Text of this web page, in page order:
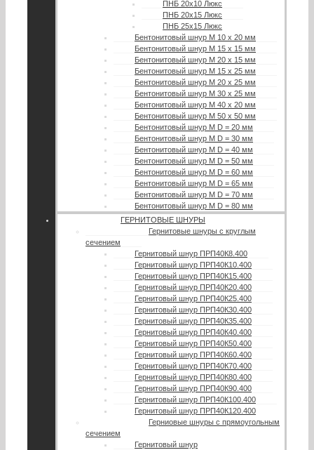
ПНБ 20х10 Люкс
ПНБ 20х15 Люкс
ПНБ 25х15 Люкс
Бентонитовый шнур М 10 х 20 мм
Бентонитовый шнур М 15 х 15 мм
Бентонитовый шнур М 20 х 15 мм
Бентонитовый шнур М 15 х 25 мм
Бентонитовый шнур М 20 х 25 мм
Бентонитовый шнур М 30 х 25 мм
Бентонитовый шнур М 40 х 20 мм
Бентонитовый шнур М 50 х 50 мм
Бентонитовый шнур М D = 20 мм
Бентонитовый шнур М D = 30 мм
Бентонитовый шнур М D = 40 мм
Бентонитовый шнур М D = 50 мм
Бентонитовый шнур М D = 60 мм
Бентонитовый шнур М D = 65 мм
Бентонитовый шнур М D = 70 мм
Бентонитовый шнур М D = 80 мм
ГЕРНИТОВЫЕ ШНУРЫ
Гернитовые шнуры с круглым
сечением
Гернитовый шнур ПРП40К8.400
Гернитовый шнур ПРП40К10.400
Гернитовый шнур ПРП40К15.400
Гернитовый шнур ПРП40К20.400
Гернитовый шнур ПРП40К25.400
Гернитовый шнур ПРП40К30.400
Гернитовый шнур ПРП40К35.400
Гернитовый шнур ПРП40К40.400
Гернитовый шнур ПРП40К50.400
Гернитовый шнур ПРП40К60.400
Гернитовый шнур ПРП40К70.400
Гернитовый шнур ПРП40К80.400
Гернитовый шнур ПРП40К90.400
Гернитовый шнур ПРП40К100.400
Гернитовый шнур ПРП40К120.400
Герниовые шнуры с прямоугольным
сечением
Гернитовый шнур